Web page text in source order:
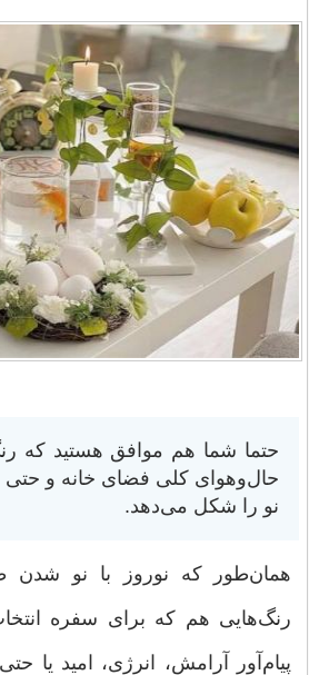
حتما شما هم موافق هستید که
حال‌وهوای کلی فضای خانه و
نو را شکل می‌دهد.
همان‌طور که نوروز با نو شدن
رنگ‌هایی هم که برای سفره
پیام‌آور آرامش، انرژی، امید یا